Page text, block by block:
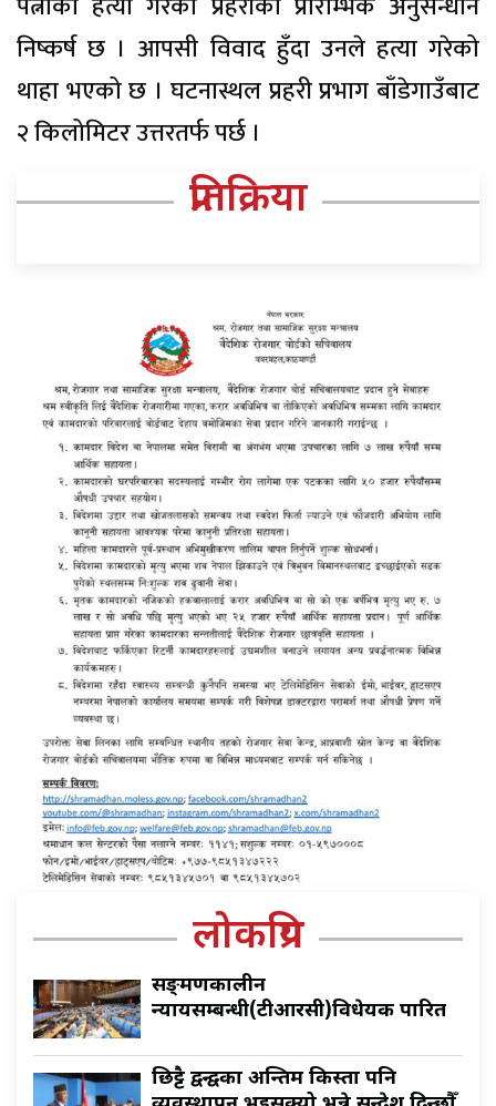
निष्कर्ष छ । आपसी विवाद हुँदा उनले हत्या गरेको
थाहा भएको छ । घटनास्थल प्रहरी प्रभाग बाँडेगाउँबाट
२ किलोमिटर उत्तरतर्फ पर्छ ।
प्रतिक्रिया
लोकप्रिय
सङ्क्रमणकालीन
न्यायसम्बन्धी(टीआरसी)विधेयक पारित
छिट्टै द्वन्द्वका अन्तिम किस्ता पनि